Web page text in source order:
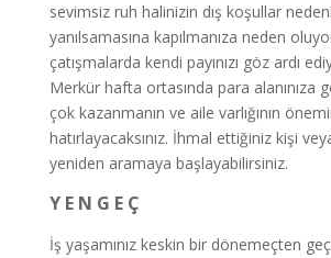
sevimsiz ruh halinizin dış koşullar
yanılsamasına kapılmanıza neden
çatışmalarda kendi payınızı göz ardı
Merkür hafta ortasında para alanınıza
çok kazanmanın ve aile varlığının
hatırlayacaksınız. İhmal ettiğiniz kişi
yeniden aramaya başlayabilirsiniz.
Y E N G E Ç
İş yaşamınız keskin bir dönemeçten